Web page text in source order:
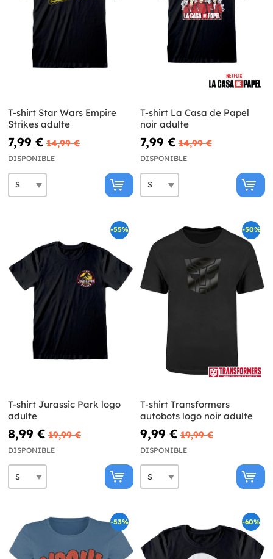
T-shirt Star Wars Empire
Strikes adulte
7,99 € 14,99 €
DISPONIBLE
T-shirt La Casa de Papel
noir adulte
7,99 € 14,99 €
DISPONIBLE
-55%
T-shirt Jurassic Park logo
adulte
8,99 € 19,99 €
DISPONIBLE
-50%
T-shirt Transformers
autobots logo noir adulte
9,99 € 19,99 €
DISPONIBLE
-53% -60%